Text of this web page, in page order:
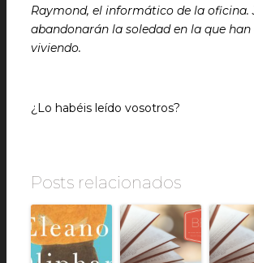
Raymond, el informático de la oficina.
abandonarán la soledad en la que han
viviendo.
¿Lo habéis leído vosotros?
Posts relacionados